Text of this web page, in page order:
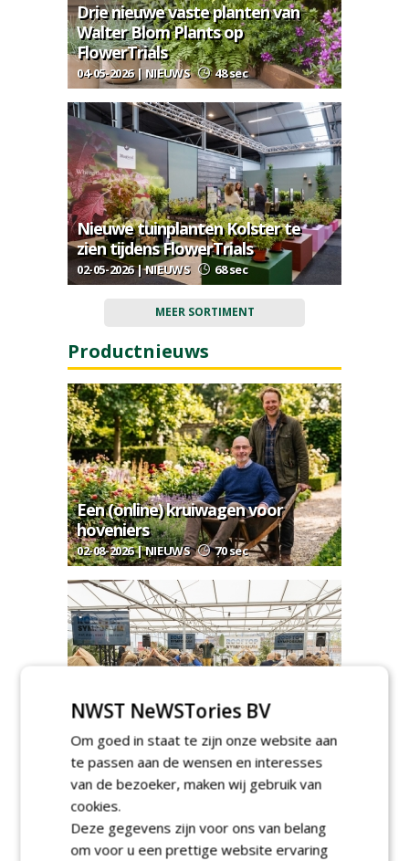
Drie nieuwe vaste planten van
Walter Blom Plants op
FlowerTrials
04-05-2026 | NIEUWS 48 sec
Nieuwe tuinplanten Kolster te
zien tijdens FlowerTrials
02-05-2026 | NIEUWS 68 sec
MEER SORTIMENT
Productnieuws
Een (online) kruiwagen voor
hoveniers
02-08-2026 | NIEUWS 70 sec
Rooftop Symposium viert tien jaar
duurzame dakontwikkeling
27-07-2026 | AGENDA 75 sec
NWST NeWSTories BV
Om goed in staat te zijn onze website aan
te passen aan de wensen en interesses
van de bezoeker, maken wij gebruik van
cookies.
Deze gegevens zijn voor ons van belang
om voor u een prettige website ervaring